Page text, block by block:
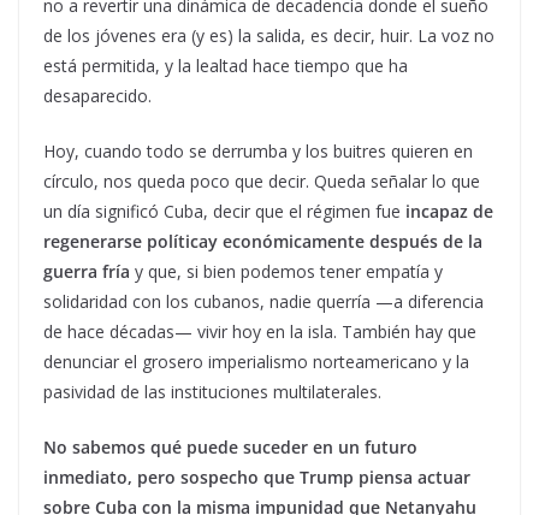
no a revertir una dinámica de decadencia donde el sueño
de los jóvenes era (y es) la salida, es decir, huir. La voz no
está permitida, y la lealtad hace tiempo que ha
desaparecido.
Hoy, cuando todo se derrumba y los buitres quieren en
círculo, nos queda poco que decir. Queda señalar lo que
un día significó Cuba, decir que el régimen fue incapaz de
regenerarse políticay económicamente después de la
guerra fría y que, si bien podemos tener empatía y
solidaridad con los cubanos, nadie querría —a diferencia
de hace décadas— vivir hoy en la isla. También hay que
denunciar el grosero imperialismo norteamericano y la
pasividad de las instituciones multilaterales.
No sabemos qué puede suceder en un futuro
inmediato, pero sospecho que Trump piensa actuar
sobre Cuba con la misma impunidad que Netanyahu